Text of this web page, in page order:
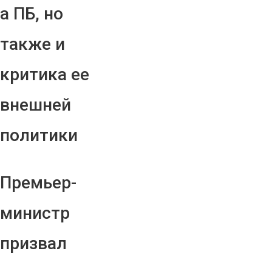
а ПБ, но
также и
критика ее
внешней
политики
Премьер-
министр
призвал